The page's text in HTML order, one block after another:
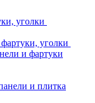
уголки
уголки
и фартуки
и плитка